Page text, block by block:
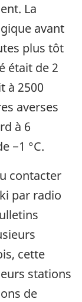
La
avant
plus tôt
était de 2
à 2500
averses
à 6
−1 °C.
contacter
par radio
cette
stations
de